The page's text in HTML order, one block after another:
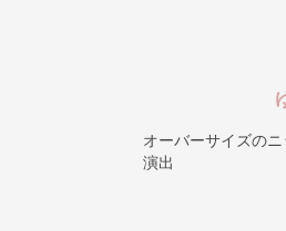
オーバーサイズの
演出